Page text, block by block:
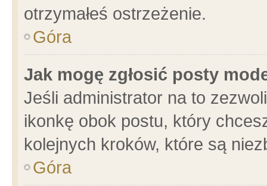
otrzymałeś ostrzeżenie.
Góra
Jak mogę zgłosić posty
Jeśli administrator na to
ikonkę obok postu, który
kolejnych kroków, które są
Góra